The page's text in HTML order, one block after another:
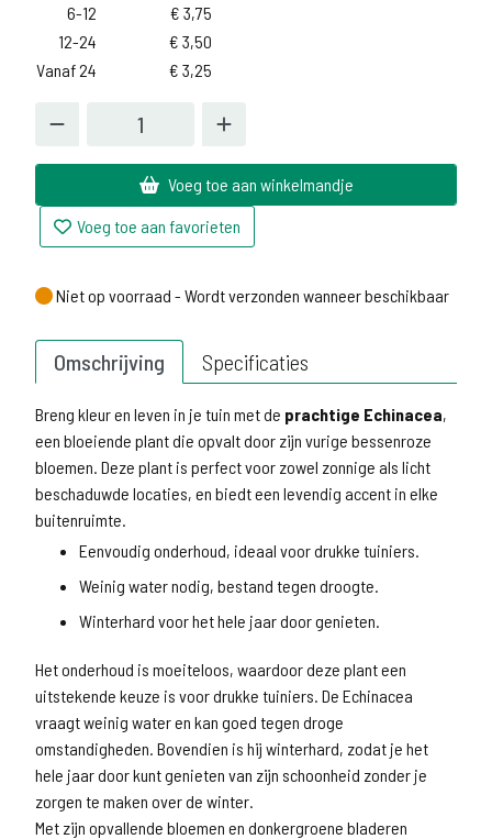
6-12
€ 3,75
12-24
€ 3,50
Vanaf 24
€ 3,25
Voeg toe aan winkelmandje
Voeg toe aan favorieten
Niet op voorraad - Wordt verzonden wanneer beschikbaar
Niet op voorraad - Wordt verzonden wanneer beschikbaar
Omschrijving Specificaties
Breng kleur en leven in je tuin met de prachtige Echinacea,
een bloeiende plant die opvalt door zijn vurige bessenroze
bloemen. Deze plant is perfect voor zowel zonnige als licht
beschaduwde locaties, en biedt een levendig accent in elke
buitenruimte.
Eenvoudig onderhoud, ideaal voor drukke tuiniers.
Weinig water nodig, bestand tegen droogte.
Winterhard voor het hele jaar door genieten.
Het onderhoud is moeiteloos, waardoor deze plant een
uitstekende keuze is voor drukke tuiniers. De Echinacea
vraagt weinig water en kan goed tegen droge
omstandigheden. Bovendien is hij winterhard, zodat je het
hele jaar door kunt genieten van zijn schoonheid zonder je
zorgen te maken over de winter.
Met zijn opvallende bloemen en donkergroene bladeren